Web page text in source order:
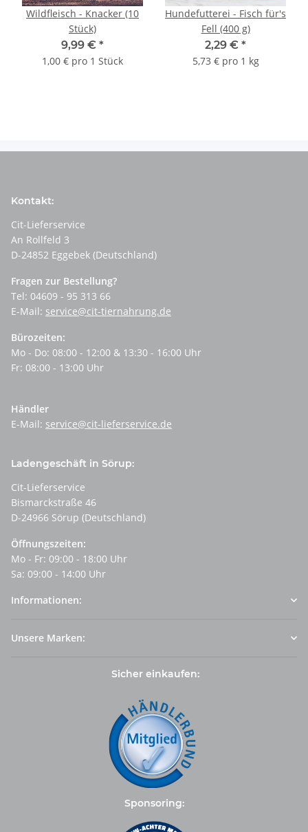
Wildfleisch - Knacker (10
Stück)
9,99 € *
1,00 € pro 1 Stück
Hundefutterei - Fisch für's
Fell (400 g)
2,29 € *
5,73 € pro 1 kg
Kontakt:
Cit-Lieferservice
An Rollfeld 3
D-24852 Eggebek (Deutschland)
Fragen zur Bestellung?
Tel: 04609 - 95 313 66
E-Mail: service@cit-tiernahrung.de
Bürozeiten:
Mo - Do: 08:00 - 12:00 & 13:30 - 16:00 Uhr
Fr: 08:00 - 13:00 Uhr
Händler
E-Mail: service@cit-lieferservice.de
Ladengeschäft in Sörup:
Cit-Lieferservice
Bismarckstraße 46
D-24966 Sörup (Deutschland)
Öffnungszeiten:
Mo - Fr: 09:00 - 18:00 Uhr
Sa: 09:00 - 14:00 Uhr
Informationen:
Unsere Marken:
Sicher einkaufen:
Sponsoring: